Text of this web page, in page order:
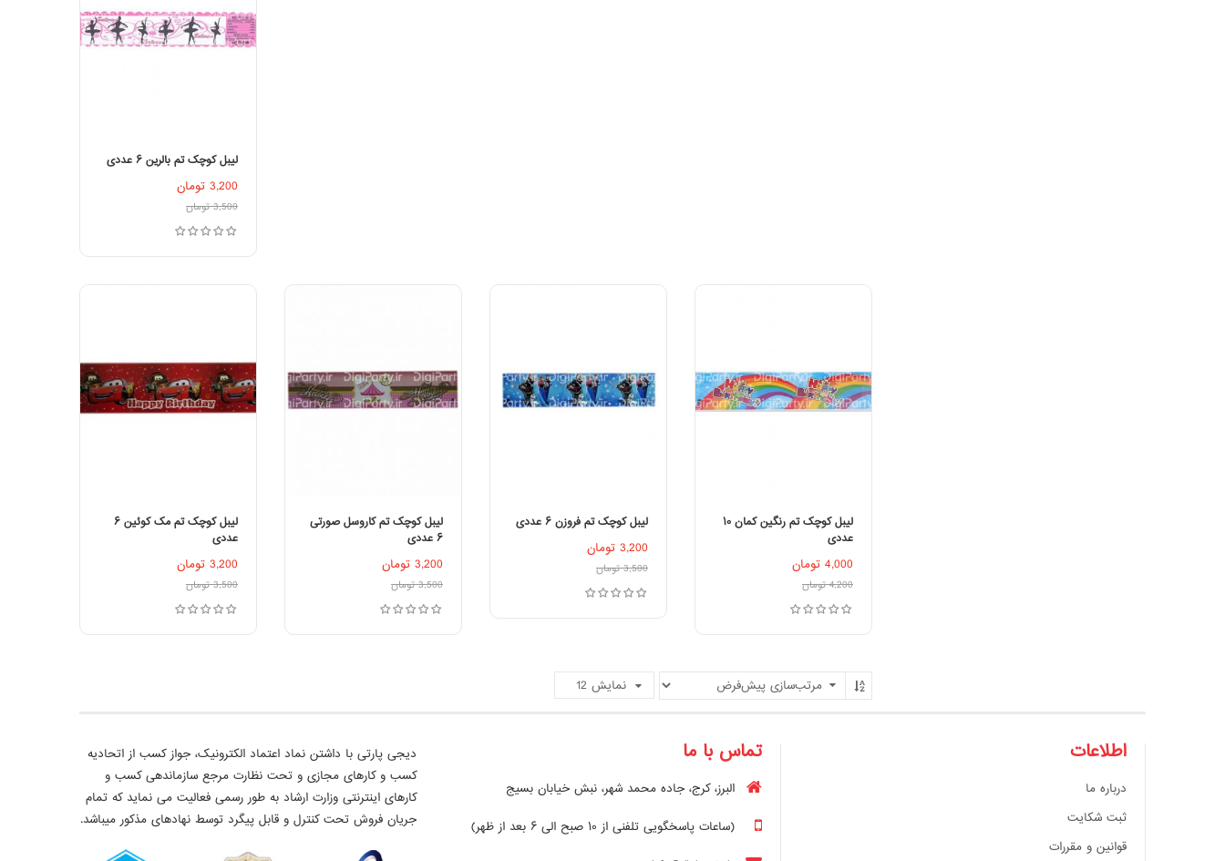
افزودن به سبد خرید
لیبل کوچک تم بالرین ۶ عددی
3,200 تومان
3,500 تومان
لیبل کوچک تم رنگین کمان ۱۰
عددی
4,000 تومان
4,200 تومان
افزودن به سبد خرید
لیبل کوچک تم فروزن ۶ عددی
3,200 تومان
3,500 تومان
افزودن به سبد خرید
لیبل کوچک تم کاروسل صورتی
۶ عددی
3,200 تومان
3,500 تومان
لیبل کوچک تم مک کوئین ۶
عددی
3,200 تومان
3,500 تومان
نمایش 12
اطلاعات
درباره ما
ثبت شکایت
قوانین و مقررات
تماس با ما
البرز، کرج، جاده محمد شهر، نبش خیابان بسیج
(ساعات پاسخگویی تلفنی از ۱۰ صبح الی ۶ بعد از ظهر)
دیجی پارتی با داشتن نماد اعتماد الکترونیک، جواز کسب از اتحادیه
کسب و کارهای مجازی و تحت نظارت مرجع سازماندهی کسب و
کارهای اینترنتی وزارت ارشاد به طور رسمی فعالیت می نماید که تمام
جریان فروش تحت کنترل و قابل پیگرد توسط نهادهای مذکور میباشد.